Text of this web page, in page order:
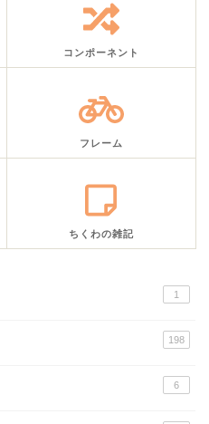
コンポーネント
フレーム
ちくわの雑記
1
198
6